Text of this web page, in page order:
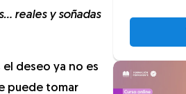
reales y soñadas
deseo ya no es
puede tomar